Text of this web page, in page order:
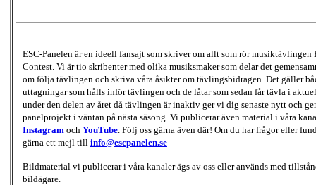
ESC-Panelen är en ideell fansajt som skriver om allt som rör musiktävlingen
Contest. Vi är tio skribenter med olika musiksmaker som delar det
om följa tävlingen och skriva våra åsikter om tävlingsbidragen. Det gäller
uttagningar som hålls inför tävlingen och de låtar som sedan får tävla i
under den delen av året då tävlingen är inaktiv ger vi dig senaste nytt och
panelprojekt i väntan på nästa säsong. Vi publicerar även material i våra
Instagram och YouTube . Följ oss gärna även där! Om du har frågor eller
gärna ett mejl till info@escpanelen.se
Bildmaterial vi publicerar i våra kanaler ägs av oss eller används med
bildägare.